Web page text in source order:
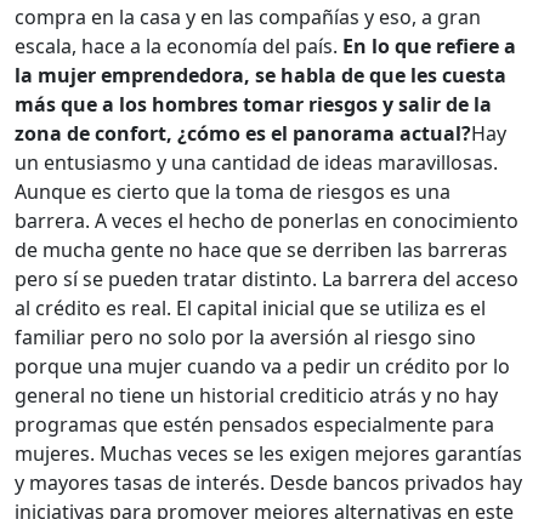
compra en la casa y en las compañías y eso, a gran
escala, hace a la economía del país. En lo que refiere a
la mujer emprendedora, se habla de que les cuesta
más que a los hombres tomar riesgos y salir de la
zona de confort, ¿cómo es el panorama actual?Hay
un entusiasmo y una cantidad de ideas maravillosas.
Aunque es cierto que la toma de riesgos es una
barrera. A veces el hecho de ponerlas en conocimiento
de mucha gente no hace que se derriben las barreras
pero sí se pueden tratar distinto. La barrera del acceso
al crédito es real. El capital inicial que se utiliza es el
familiar pero no solo por la aversión al riesgo sino
porque una mujer cuando va a pedir un crédito por lo
general no tiene un historial crediticio atrás y no hay
programas que estén pensados especialmente para
mujeres. Muchas veces se les exigen mejores garantías
y mayores tasas de interés. Desde bancos privados hay
iniciativas para promover mejores alternativas en este